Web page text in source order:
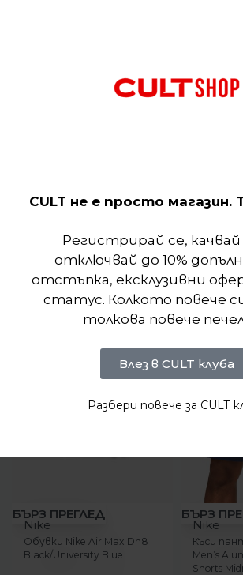
идеално прилягане. Моделът е
мека материя, която е еластична и
Отзиви (0)
Подобни продукти
-21%
БЪРЗ ПРЕГЛЕД
Nike
Обувки Nike Air Max Dn8
Black/University Blue
-11%
БЪРЗ
Nike
Къси
Men’s
Shorts
CULT не е просто магазин.
Регистрирай се, качвай
отключвай до 10%
отстъпка, ексклузивни
статус. Колкото повече
толкова повече
Влез в CULT клуба
Разбери повече за CULT